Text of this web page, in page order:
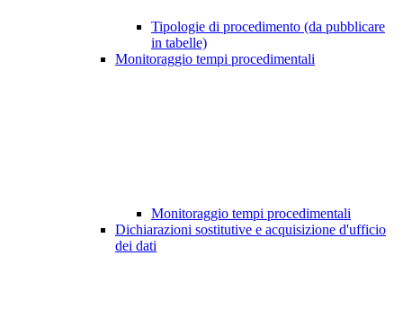
Tipologie di procedimento (da pubblicare
in tabelle)
Monitoraggio tempi procedimentali
Monitoraggio tempi procedimentali
Dichiarazioni sostitutive e acquisizione d'ufficio
dei dati